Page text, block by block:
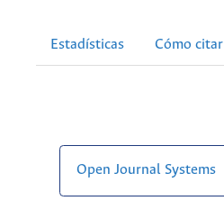
Estadísticas Cómo citar
Open Journal Systems